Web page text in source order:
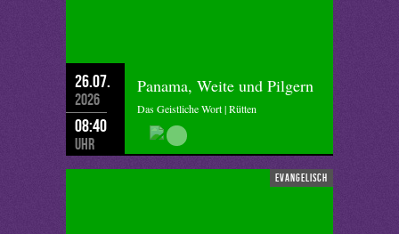
26.07.
2026
08:40
Uhr
Panama, Weite und Pilgern
Das Geistliche Wort | Rütten
evangelisch